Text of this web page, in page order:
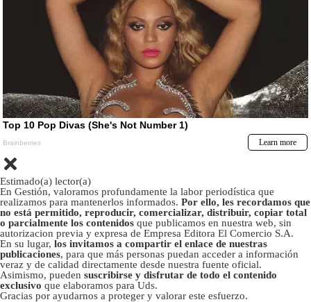
Estimado(a) lector(a)
En Gestión, valoramos profundamente la labor periodística que
realizamos para mantenerlos informados. Por ello, les recordamos que
no está permitido, reproducir, comercializar, distribuir, copiar total
o parcialmente los contenidos que publicamos en nuestra web, sin
autorizacion previa y expresa de Empresa Editora El Comercio S.A.
En su lugar, los invitamos a compartir el enlace de nuestras
publicaciones, para que más personas puedan acceder a información
veraz y de calidad directamente desde nuestra fuente oficial.
Asimismo, pueden suscribirse y disfrutar de todo el contenido
exclusivo que elaboramos para Uds.
Gracias por ayudarnos a proteger y valorar este esfuerzo.